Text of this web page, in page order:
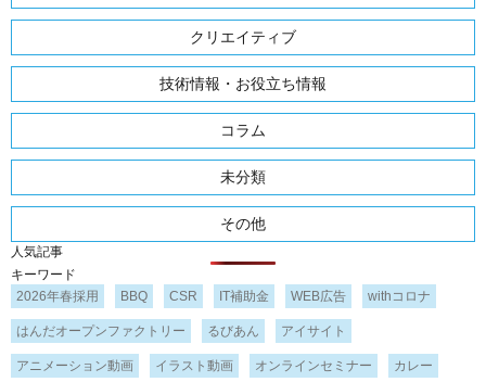
クリエイティブ
技術情報・お役立ち情報
コラム
未分類
その他
人気記事
キーワード
2026年春採用
BBQ CSR IT補助金 WEB広告 withコロナ
はんだオープンファクトリー るびあん アイサイト
アニメーション動画 イラスト動画 オンラインセミナー カレー